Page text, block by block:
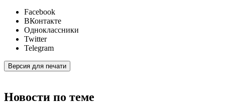
Facebook
ВКонтакте
Одноклассники
Twitter
Telegram
Версия для печати
Новости по теме